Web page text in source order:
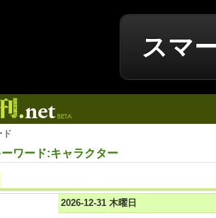
スマ
ド
ーワード:キャラクター
2026-12-31 木曜日